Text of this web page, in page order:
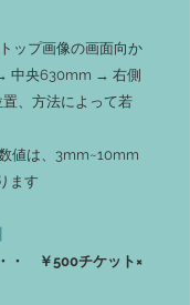
ップ画像の画面向か
中央630mm → 右側
、方法によって若
値は、3mm~10mm
ます
・ ￥500チケット×